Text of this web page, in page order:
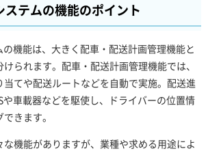
ステムの機能のポイント
機能は、大きく配車・配送計画管理機能と
られます。配車・配送計画管理機能では、
てや配送ルートなどを自動で実施。配送進
や車載器などを駆使し、ドライバーの位置情
きます。
機能がありますが、業種や求める用途によ